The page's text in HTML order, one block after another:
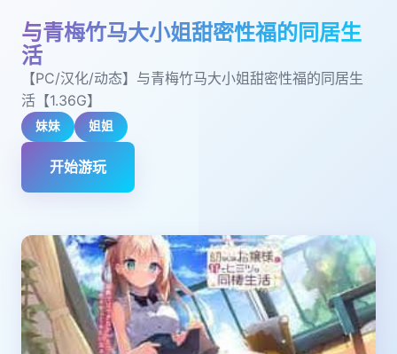
与青梅竹马大小姐甜密性福的同居生
活
【PC/汉化/动态】与青梅竹马大小姐甜密性福的同居生
活【1.36G】
妹妹 姐姐
开始游玩